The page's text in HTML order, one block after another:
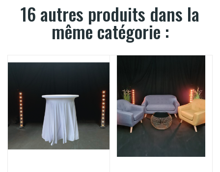
16 autres produits dans la
même catégorie :